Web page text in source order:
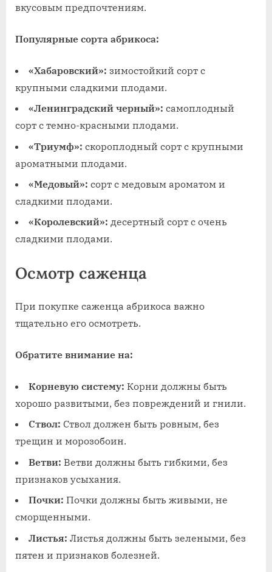
вкусовым предпочтениям.
Популярные сорта абрикоса:
«Хабаровский»: зимостойкий сорт с
крупными сладкими плодами.
«Ленинградский черный»: самоплодный
сорт с темно-красными плодами.
«Триумф»: скороплодный сорт с крупными
ароматными плодами.
«Медовый»: сорт с медовым ароматом и
сладкими плодами.
«Королевский»: десертный сорт с очень
сладкими плодами.
Осмотр саженца
При покупке саженца абрикоса важно
тщательно его осмотреть.
Обратите внимание на:
Корневую систему: Корни должны быть
хорошо развитыми, без повреждений и гнили.
Ствол: Ствол должен быть ровным, без
трещин и морозобоин.
Ветви: Ветви должны быть гибкими, без
признаков усыхания.
Почки: Почки должны быть живыми, не
сморщенными.
Листья: Листья должны быть зелеными, без
пятен и признаков болезней.